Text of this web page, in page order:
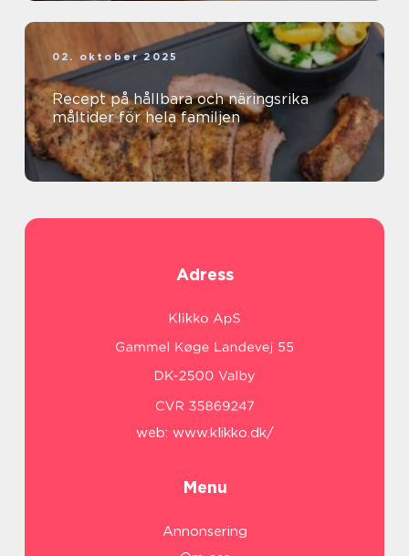
02. oktober 2025
Recept på hållbara och näringsrika
måltider för hela familjen
Adress
web: www.klikko.dk/
Menu
Annonsering